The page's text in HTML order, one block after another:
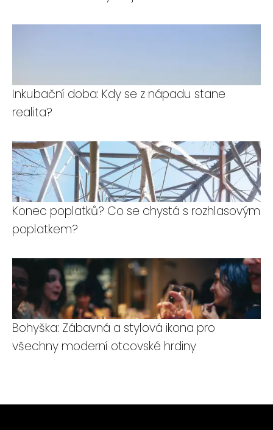
Inkubační doba: Kdy se z nápadu stane
realita?
Konec poplatků? Co se chystá s rozhlasovým
poplatkem?
Bohyška: Zábavná a stylová ikona pro
všechny moderní otcovské hrdiny